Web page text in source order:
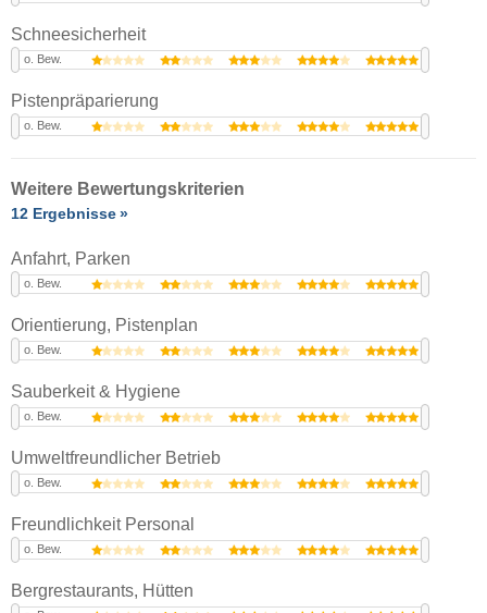
Schneesicherheit
o. Bew.
Pistenpräparierung
o. Bew.
Weitere Bewertungskriterien
12 Ergebnisse
Anfahrt, Parken
o. Bew.
Orientierung, Pistenplan
o. Bew.
Sauberkeit & Hygiene
o. Bew.
Umweltfreundlicher Betrieb
o. Bew.
Freundlichkeit Personal
o. Bew.
Bergrestaurants, Hütten